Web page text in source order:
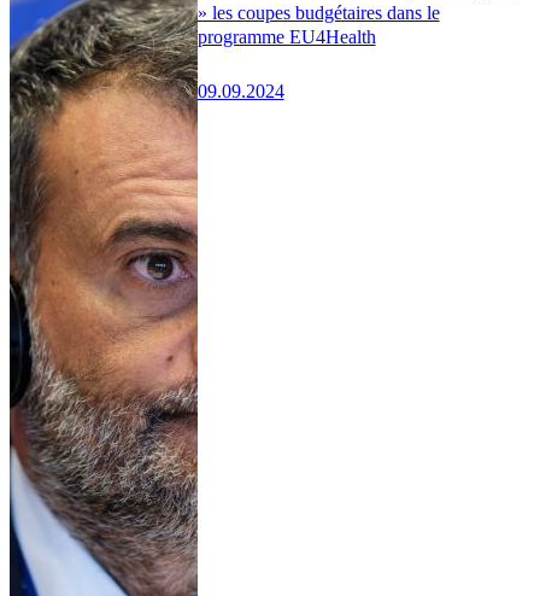
» les coupes budgétaires dans le
programme EU4Health
09.09.2024